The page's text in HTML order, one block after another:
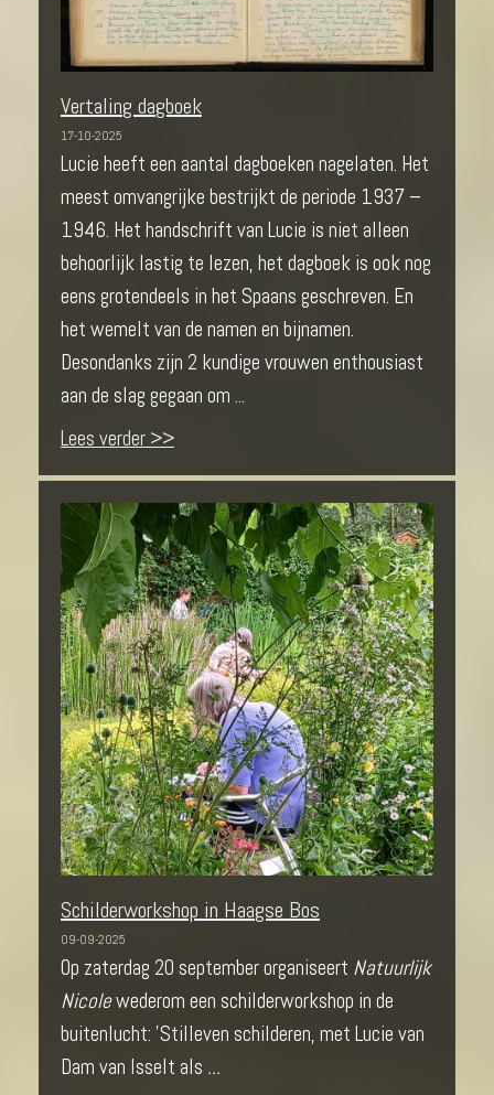
Vertaling dagboek
17-10-2025
Lucie heeft een aantal dagboeken nagelaten. Het
meest omvangrijke bestrijkt de periode 1937 –
1946. Het handschrift van Lucie is niet alleen
behoorlijk lastig te lezen, het dagboek is ook nog
eens grotendeels in het Spaans geschreven. En
het wemelt van de namen en bijnamen.
Desondanks zijn 2 kundige vrouwen enthousiast
aan de slag gegaan om ...
Lees verder >>
Schilderworkshop in Haagse Bos
09-09-2025
Op zaterdag 20 september organiseert Natuurlijk
Nicolewederom een schilderworkshop in de
buitenlucht: 'Stilleven schilderen, met Lucie van
Dam van Isselt als ...